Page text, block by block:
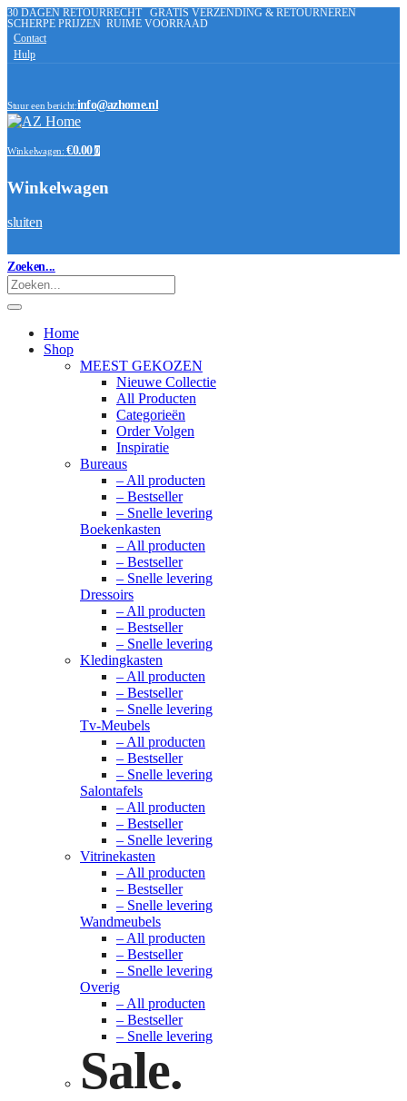
30 DAGEN RETOURRECHT GRATIS VERZENDING & RETOURNEREN
SCHERPE PRIJZEN RUIME VOORRAAD
Contact
Hulp
Stuur een bericht:info@azhome.nl
Winkelwagen: €0.00 0
Winkelwagen
sluiten
Zoeken...
Home
Shop
MEEST GEKOZEN
Nieuwe Collectie
All Producten
Categorieën
Order Volgen
Inspiratie
Bureaus
– All producten
– Bestseller
– Snelle levering
Boekenkasten
– All producten
– Bestseller
– Snelle levering
Dressoirs
– All producten
– Bestseller
– Snelle levering
Kledingkasten
– All producten
– Bestseller
– Snelle levering
Tv-Meubels
– All producten
– Bestseller
– Snelle levering
Salontafels
– All producten
– Bestseller
– Snelle levering
Vitrinekasten
– All producten
– Bestseller
– Snelle levering
Wandmeubels
– All producten
– Bestseller
– Snelle levering
Overig
– All producten
– Bestseller
– Snelle levering
Sale.